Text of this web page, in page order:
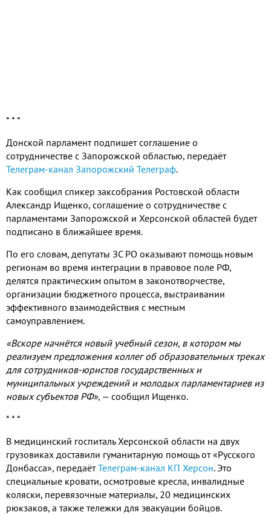
* * *
Донской парламент подпишет соглашение о
сотрудничестве с Запорожской областью, передаёт
Телеграм-канал Запорожский Телеграф.
Как сообщил спикер заксобрания Ростовской области
Александр Ищенко, соглашение о сотрудничестве с
парламентами Запорожской и Херсонской областей будет
подписано в ближайшее время.
По его словам, депутаты ЗС РО оказывают помощь новым
регионам во время интеграции в правовое поле РФ,
делятся практическим опытом в законотворчестве,
организации бюджетного процесса, выстраивании
эффективного взаимодействия с местным
самоуправлением.
«Вскоре начнётся новый учебный сезон, в котором мы
реализуем предложения коллег об образовательных треках
для сотрудников-юристов государственных и
муниципальных учреждений и молодых парламентариев из
новых субъектов РФ», — сообщил Ищенко.
* * *
В медицинский госпиталь Херсонской области на двух
грузовиках доставили гуманитарную помощь от «Русского
Донбасса», передаётТелеграм-канал КП Херсон. Это
специальные кровати, осмотровые кресла, инвалидные
коляски, перевязочные материалы, 20 медицинских
рюкзаков, а также тележки для эвакуации бойцов.